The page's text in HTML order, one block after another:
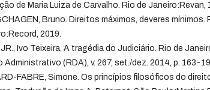
de Maria Luiza de Carvalho. Rio de Janeiro:Revan,
Bruno. Direitos máximos, deveres mínimos.
2019.
Ivo Teixeira. A tragédia do Judiciário. Rio de
Administrativo (RDA), v. 267, set./dez. 2014, p. 163-
FABRE, Simone. Os princípios filosóficos do